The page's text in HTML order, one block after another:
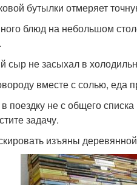
бутылки отмеряет
блюд на небольшом
сыр не засыхал в
вместе с солью, еда
поездку не с общего
задачу.
изъяны